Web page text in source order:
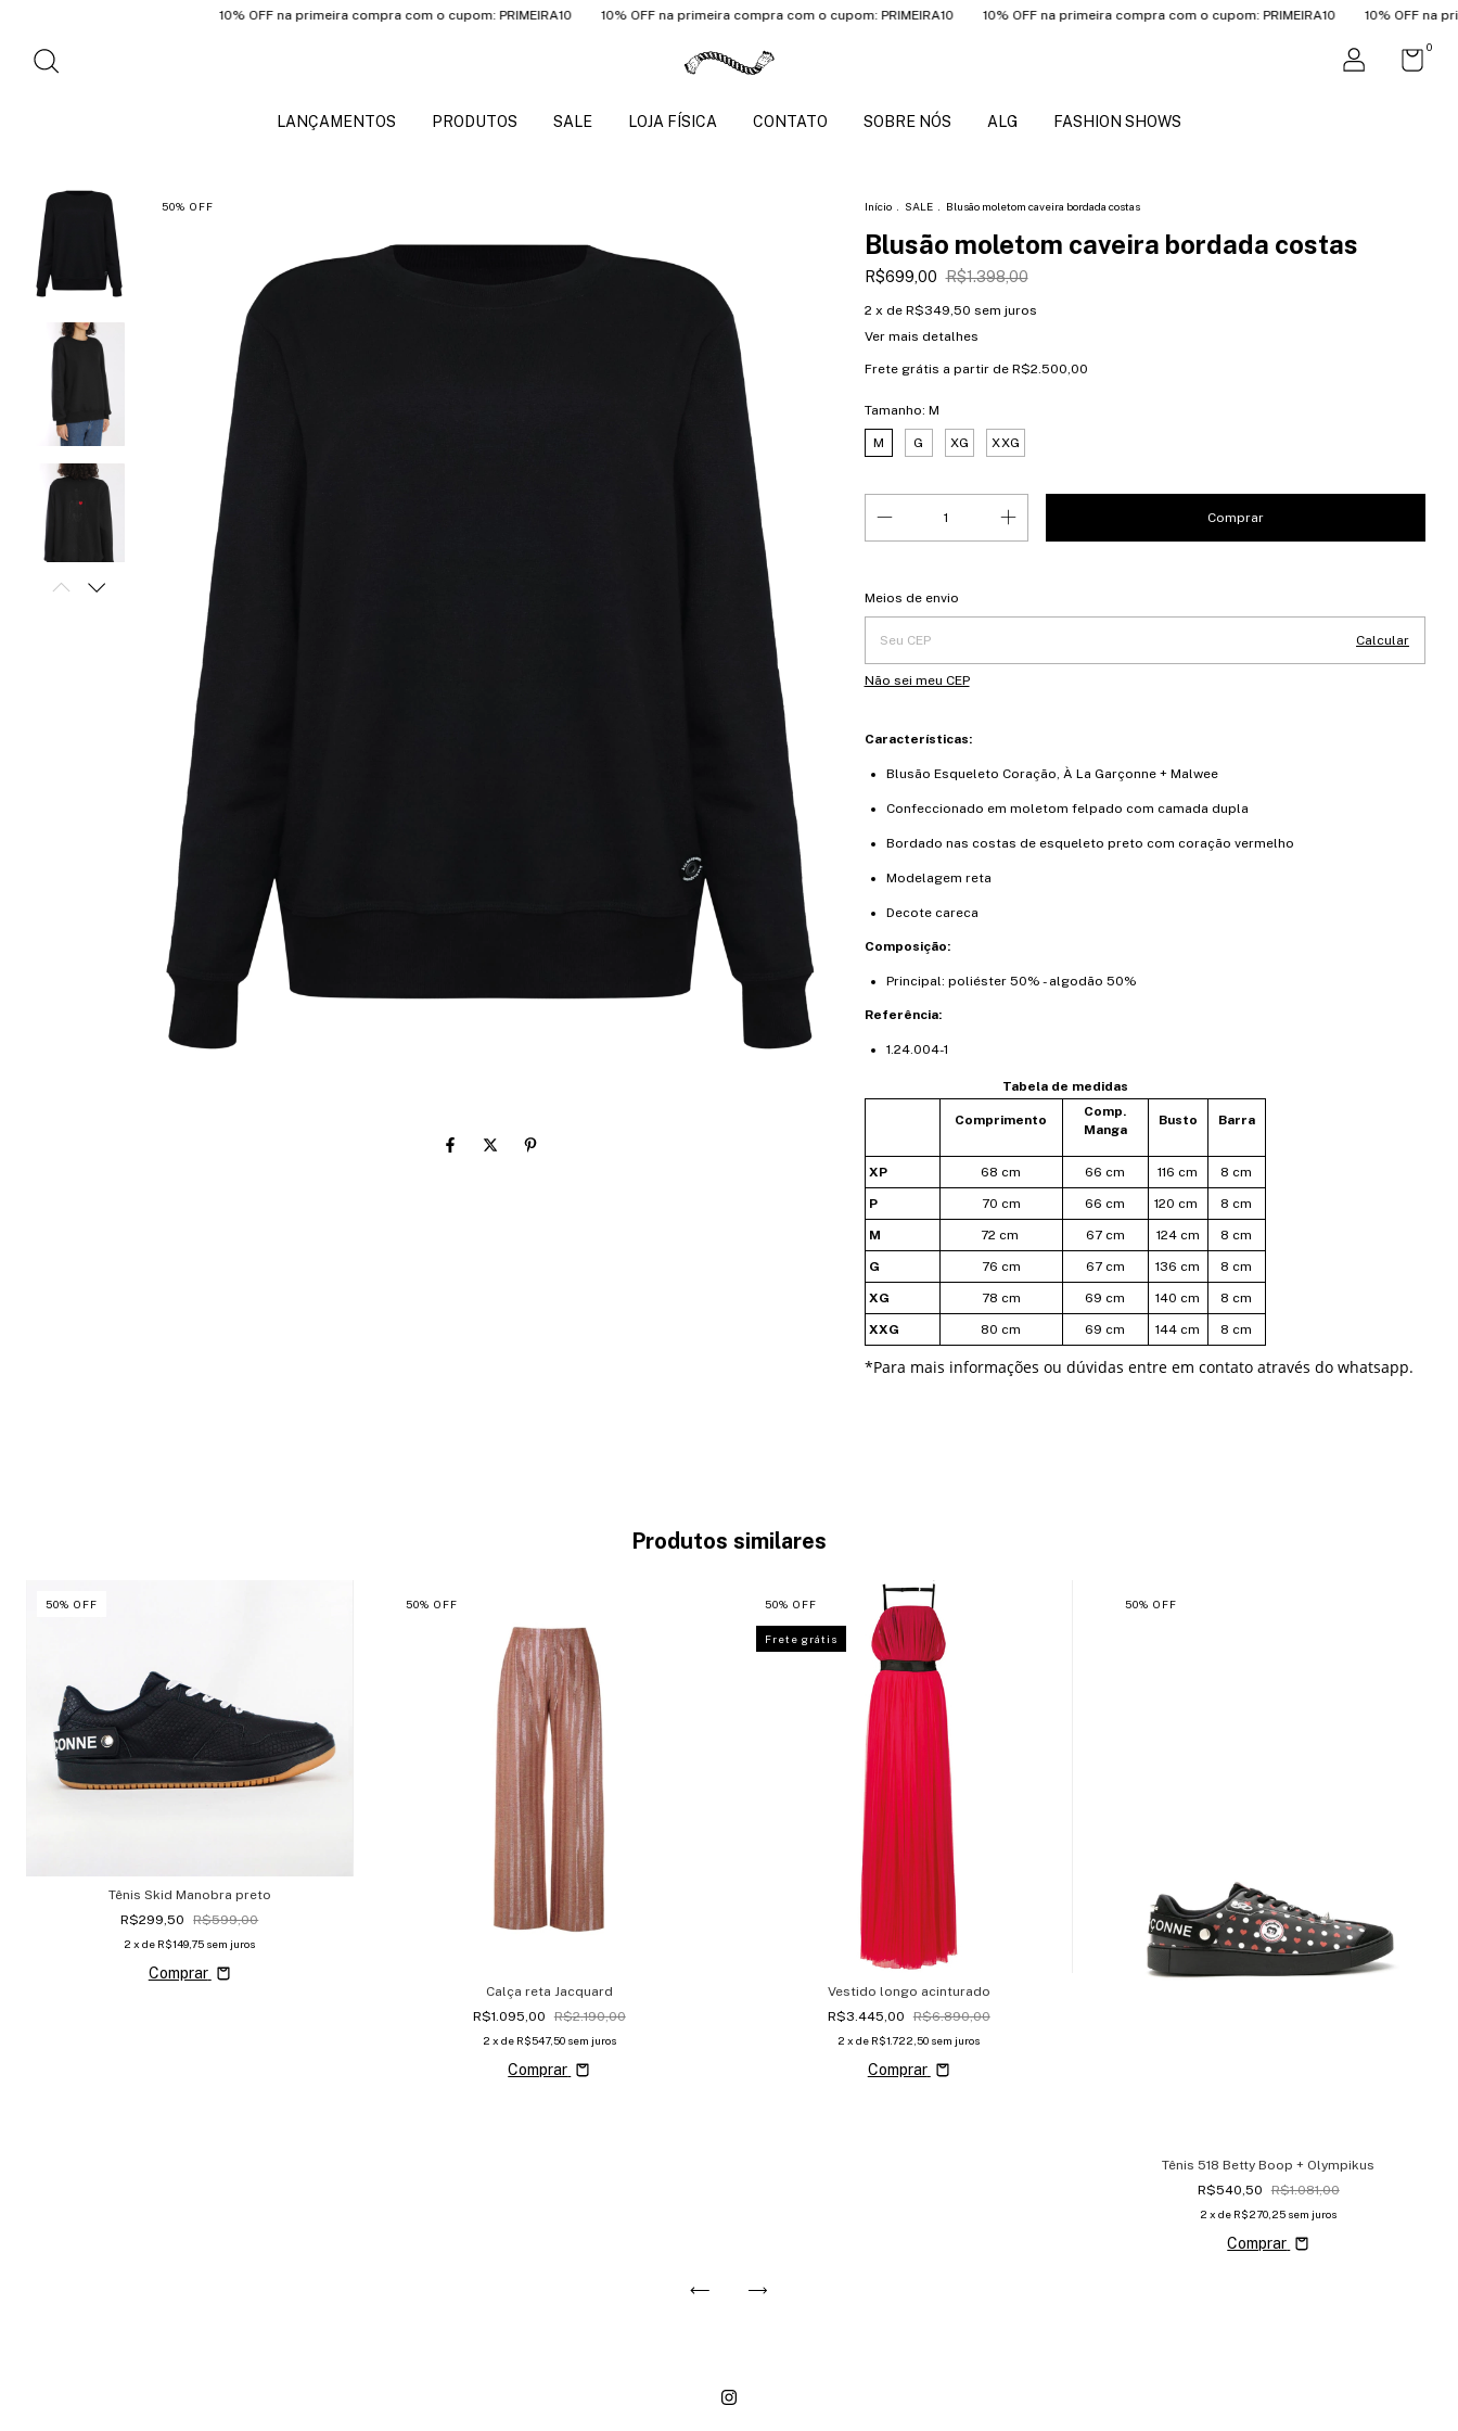
10% OFF na primeira compra com o cupom: PRIMEIRA10 10% OFF na primeira compra com o cupom: PRIMEIRA10 10% OFF na primeira compra com o cupom: PRIMEIRA10 10% OFF na primeira
0
LANÇAMENTOS PRODUTOS SALE LOJA FÍSICA CONTATO SOBRE NÓS ALG FASHION SHOWS
50% OFF Início SALE Blusão moletom caveira bordada costas
Blusão moletom caveira bordada costas
R$699,00 R$1.398,00
2 x de R$349,50 sem juros
Ver mais detalhes
Frete grátis a partir de R$2.500,00
Tamanho: M
M G XG XXG
Entregas para o CEP:
Meios de envio
Calcular
Não sei meu CEP
Características:
Blusão Esqueleto Coração, À La Garçonne + Malwee
Confeccionado em moletom felpado com camada dupla
Bordado nas costas de esqueleto preto com coração vermelho
Modelagem reta
Decote careca
Composição:
Principal: poliéster 50% - algodão 50%
Referência:
1.24.004-1
Tabela de medidas
Comprimento
Comp.
Manga
Busto Barra
XP 68 cm 66 cm 116 cm 8 cm
P 70 cm 66 cm 120 cm 8 cm
M 72 cm 67 cm 124 cm 8 cm
G 76 cm 67 cm 136 cm 8 cm
XG 78 cm 69 cm 140 cm 8 cm
XXG 80 cm 69 cm 144 cm 8 cm
*Para mais informações ou dúvidas entre em contato através do whatsapp.
Produtos similares
50% OFF
Tênis Skid Manobra preto
R$299,50
R$599,00
2 x de R$149,75 sem juros
Comprar
50% OFF
Calça reta Jacquard
R$1.095,00
R$2.190,00
2 x de R$547,50 sem juros
Comprar
50% OFF
Frete grátis
Vestido longo acinturado
R$3.445,00
R$6.890,00
2 x de R$1.722,50 sem juros
Comprar
50% OFF
Tênis 518 Betty Boop + Olympikus
R$540,50
R$1.081,00
2 x de R$270,25 sem juros
Comprar